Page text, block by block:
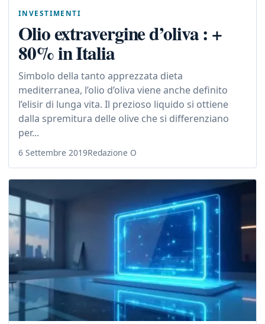
INVESTIMENTI
Olio extravergine d’oliva : +
80% in Italia
Simbolo della tanto apprezzata dieta
mediterranea, l’olio d’oliva viene anche definito
l’elisir di lunga vita. Il prezioso liquido si ottiene
dalla spremitura delle olive che si differenziano
per...
6 Settembre 2019Redazione O